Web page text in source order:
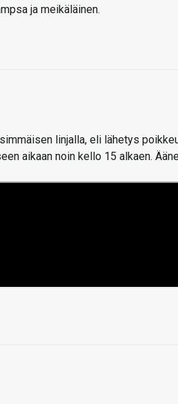
ja meikäläinen.
linjalla, eli lähetys
aikaan noin kello 15 alkaen.